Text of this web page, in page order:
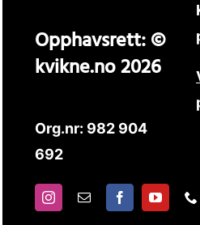
Opphavsrett: ©
kvikne.no 2026
Org.nr: 982 904
692